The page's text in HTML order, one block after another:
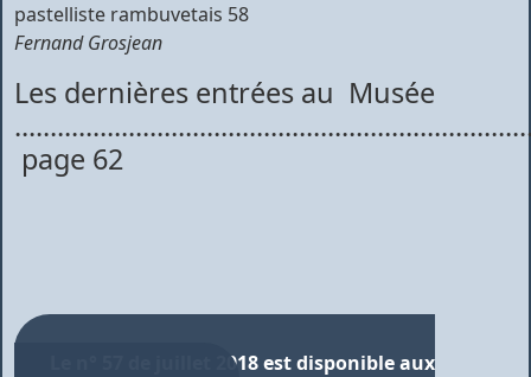
pastelliste rambuvetais 58
Fernand Grosjean
Les dernières entrées au Musée
page 62
Le n° 57 de juillet 2018 est disponible aux